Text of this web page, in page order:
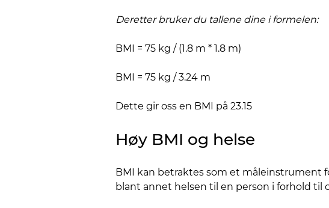
Deretter bruker du tallene dine i formelen:
BMI = 75 kg / (1.8 m * 1.8 m)
BMI = 75 kg / 3.24 m
Dette gir oss en BMI på 23.15
Høy BMI og helse
BMI kan betraktes som et måleinstrument
blant annet helsen til en person i forhold til